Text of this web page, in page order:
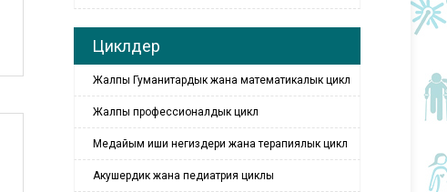
Циклдер
Жалпы Гуманитардык жана математикалык цикл
Жалпы профессионалдык цикл
Медайым иши негиздери жана терапиялык цикл
Акушердик жана педиатрия циклы